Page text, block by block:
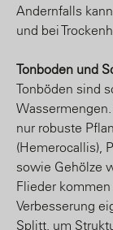
Andernfalls
und bei
Tonboden und
Tonböden sind
nur robuste
(Hemerocallis),
sowie Gehölze
Flieder
Verbesserung
Splitt, um